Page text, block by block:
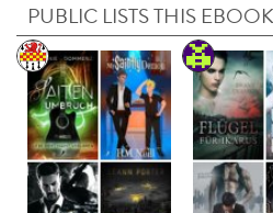
PUBLIC LISTS THIS